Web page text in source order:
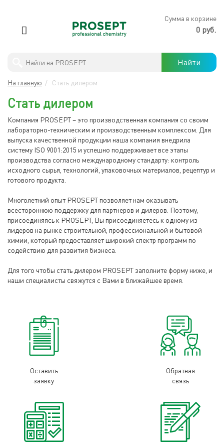
×
Профессиональны моющие средства
Бытовая химия
Защита древесины
Строительная химия
Хиты продаж
PROSEPT
ЛЕРУА
Сумма в корзине
0 руб.
Найти
На главную / Стать дилером
Стать дилером
Компания PROSEPT – это производственная компания со своим
лабораторно-техническим и производственным комплексом. Для
выпуска качественной продукции наша компания внедрила
систему ISO 9001:2015 и успешно поддерживает все этапы
производства согласно международному стандарту: контроль
исходного сырья, технологий, упаковочных материалов, рецептур и
готового продукта.
Многолетний опыт PROSEPT позволяет нам оказывать
всестороннюю поддержку для партнеров и дилеров. Поэтому,
присоединяясь к PROSEPT, Вы присоединяетесь к одному из
лидеров на рынке строительной, профессиональной и бытовой
химии, который предоставляет широкий спектр программ по
содействию для развития бизнеса.
Для того чтобы стать дилером PROSEPT заполните форму ниже, и
наши специалисты свяжутся с Вами в ближайшее время.
Оставить
заявку
Обратная
связь